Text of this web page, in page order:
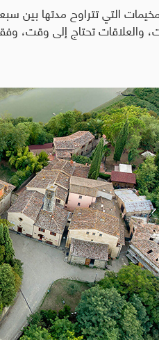
التي تتراوح مدتها بين
والعلاقات تحتاج إلى وقت،